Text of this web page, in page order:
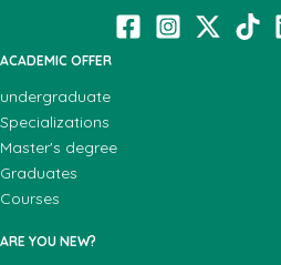
ACADEMIC OFFER
undergraduate
Specializations
Master's degree
Graduates
Courses
ARE YOU NEW?